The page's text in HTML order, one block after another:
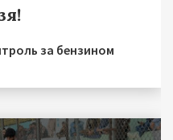
за бензином